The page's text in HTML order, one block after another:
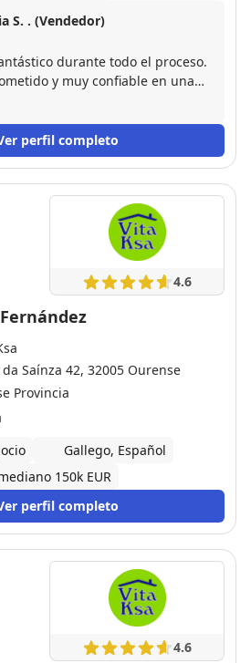
S. . (Vendedor)
durante todo el proceso.
y muy confiable en una
más importantes que he hecho
un ambiente de calma y gran
el proceso. Es evidente que
por vendedores como por
sentido bien atendida desde el
y recomiendo ampliamente a
busquen un agente inmobiliario
perfil completo
4.6
Saínza 42, 32005 Ourense
Provincia
Gallego, Español
150k EUR
perfil completo
4.6